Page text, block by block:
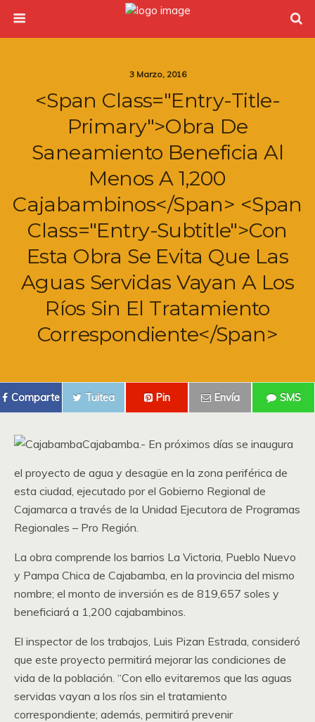
3 Marzo, 2016
<span Class="entry-Title-
Primary">Obra De
Saneamiento Beneficia Al
Menos A 1,200
Cajabambinos</span> <span
Class="entry-Subtitle">Con
Esta Obra Se Evita Que Las
Aguas Servidas Vayan A Los
Ríos Sin El Tratamiento
Correspondiente</span>
Comparte Tuitea Pin Envía SMS
Cajabamba.- En próximos días se inaugura
el proyecto de agua y desagüe en la zona periférica de
esta ciudad, ejecutado por el Gobierno Regional de
Cajamarca a través de la Unidad Ejecutora de Programas
Regionales – Pro Región.
La obra comprende los barrios La Victoria, Pueblo Nuevo
y Pampa Chica de Cajabamba, en la provincia del mismo
nombre; el monto de inversión es de 819,657 soles y
beneficiará a 1,200 cajabambinos.
El inspector de los trabajos, Luis Pizan Estrada, consideró
que este proyecto permitirá mejorar las condiciones de
vida de la población. “Con ello evitaremos que las aguas
servidas vayan a los ríos sin el tratamiento
correspondiente; además, permitirá prevenir